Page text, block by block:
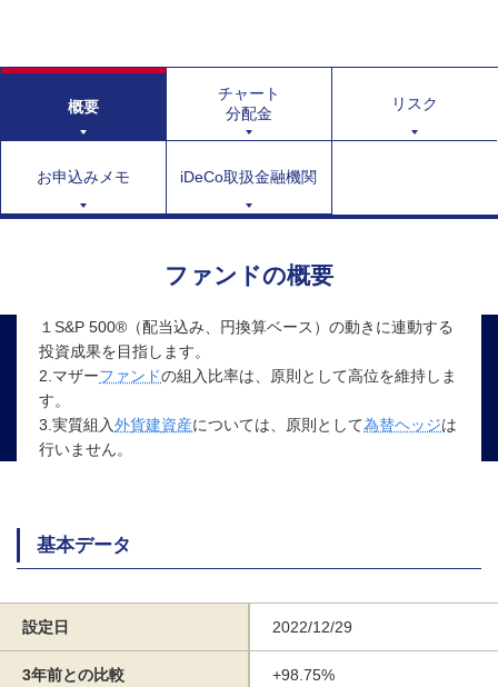
概要
チャート
分配金
リスク
お申込みメモ iDeCo取扱金融機関
ファンドの概要
１S&P 500®（配当込み、円換算ベース）の動きに連動する
投資成果を目指します。
2.マザーファンドの組入比率は、原則として高位を維持しま
す。
3.実質組入外貨建資産については、原則として為替ヘッジは
行いません。
基本データ
設定日 2022/12/29
3年前との比較 +98.75%